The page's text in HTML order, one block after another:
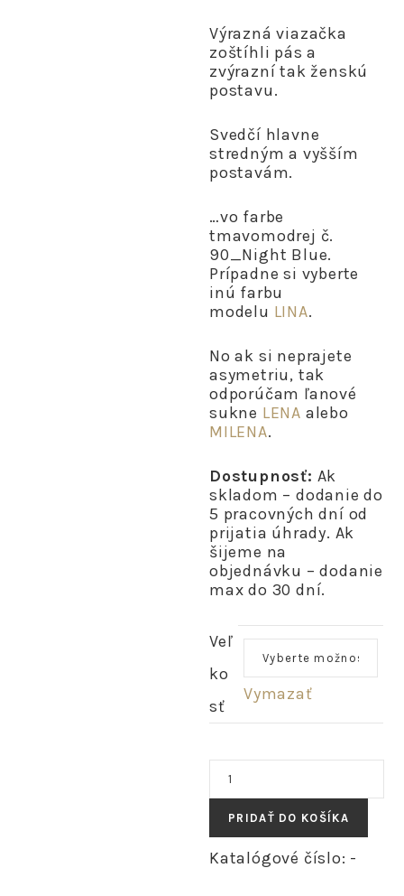
Výrazná viazačka
zoštíhli pás a
zvýrazní tak ženskú
postavu.
Svedčí hlavne
stredným a vyšším
postavám.
…vo farbe
tmavomodrej č.
90_Night Blue.
Prípadne si vyberte
inú farbu
modelu LINA.
No ak si neprajete
asymetriu, tak
odporúčam ľanové
sukne LENA alebo
MILENA.
Dostupnosť: Ak
skladom – dodanie do
5 pracovných dní od
prijatia úhrady. Ak
šijeme na
objednávku – dodanie
max do 30 dní.
Veľ
ko
sť
Vymazať
LINA
ľanová
cípová
zavinovacia
PRIDAŤ DO KOŠÍKA
Katalógové číslo: -